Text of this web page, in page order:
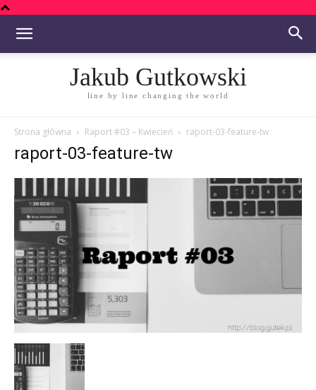
Jakub Gutkowski
line by line changing the world
Strona główna Raport #03 – Kwiecień raport-03-feature-tw
raport-03-feature-tw